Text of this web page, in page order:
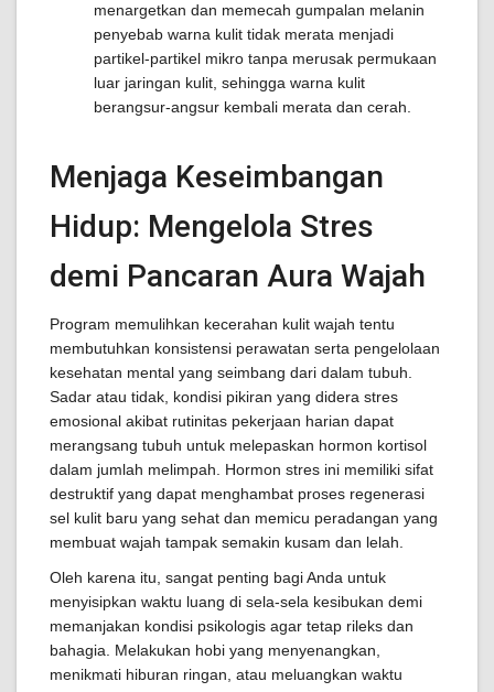
menargetkan dan memecah gumpalan melanin
penyebab warna kulit tidak merata menjadi
partikel-partikel mikro tanpa merusak permukaan
luar jaringan kulit, sehingga warna kulit
berangsur-angsur kembali merata dan cerah.
Menjaga Keseimbangan
Hidup: Mengelola Stres
demi Pancaran Aura Wajah
Program memulihkan kecerahan kulit wajah tentu
membutuhkan konsistensi perawatan serta pengelolaan
kesehatan mental yang seimbang dari dalam tubuh.
Sadar atau tidak, kondisi pikiran yang didera stres
emosional akibat rutinitas pekerjaan harian dapat
merangsang tubuh untuk melepaskan hormon kortisol
dalam jumlah melimpah. Hormon stres ini memiliki sifat
destruktif yang dapat menghambat proses regenerasi
sel kulit baru yang sehat dan memicu peradangan yang
membuat wajah tampak semakin kusam dan lelah.
Oleh karena itu, sangat penting bagi Anda untuk
menyisipkan waktu luang di sela-sela kesibukan demi
memanjakan kondisi psikologis agar tetap rileks dan
bahagia. Melakukan hobi yang menyenangkan,
menikmati hiburan ringan, atau meluangkan waktu